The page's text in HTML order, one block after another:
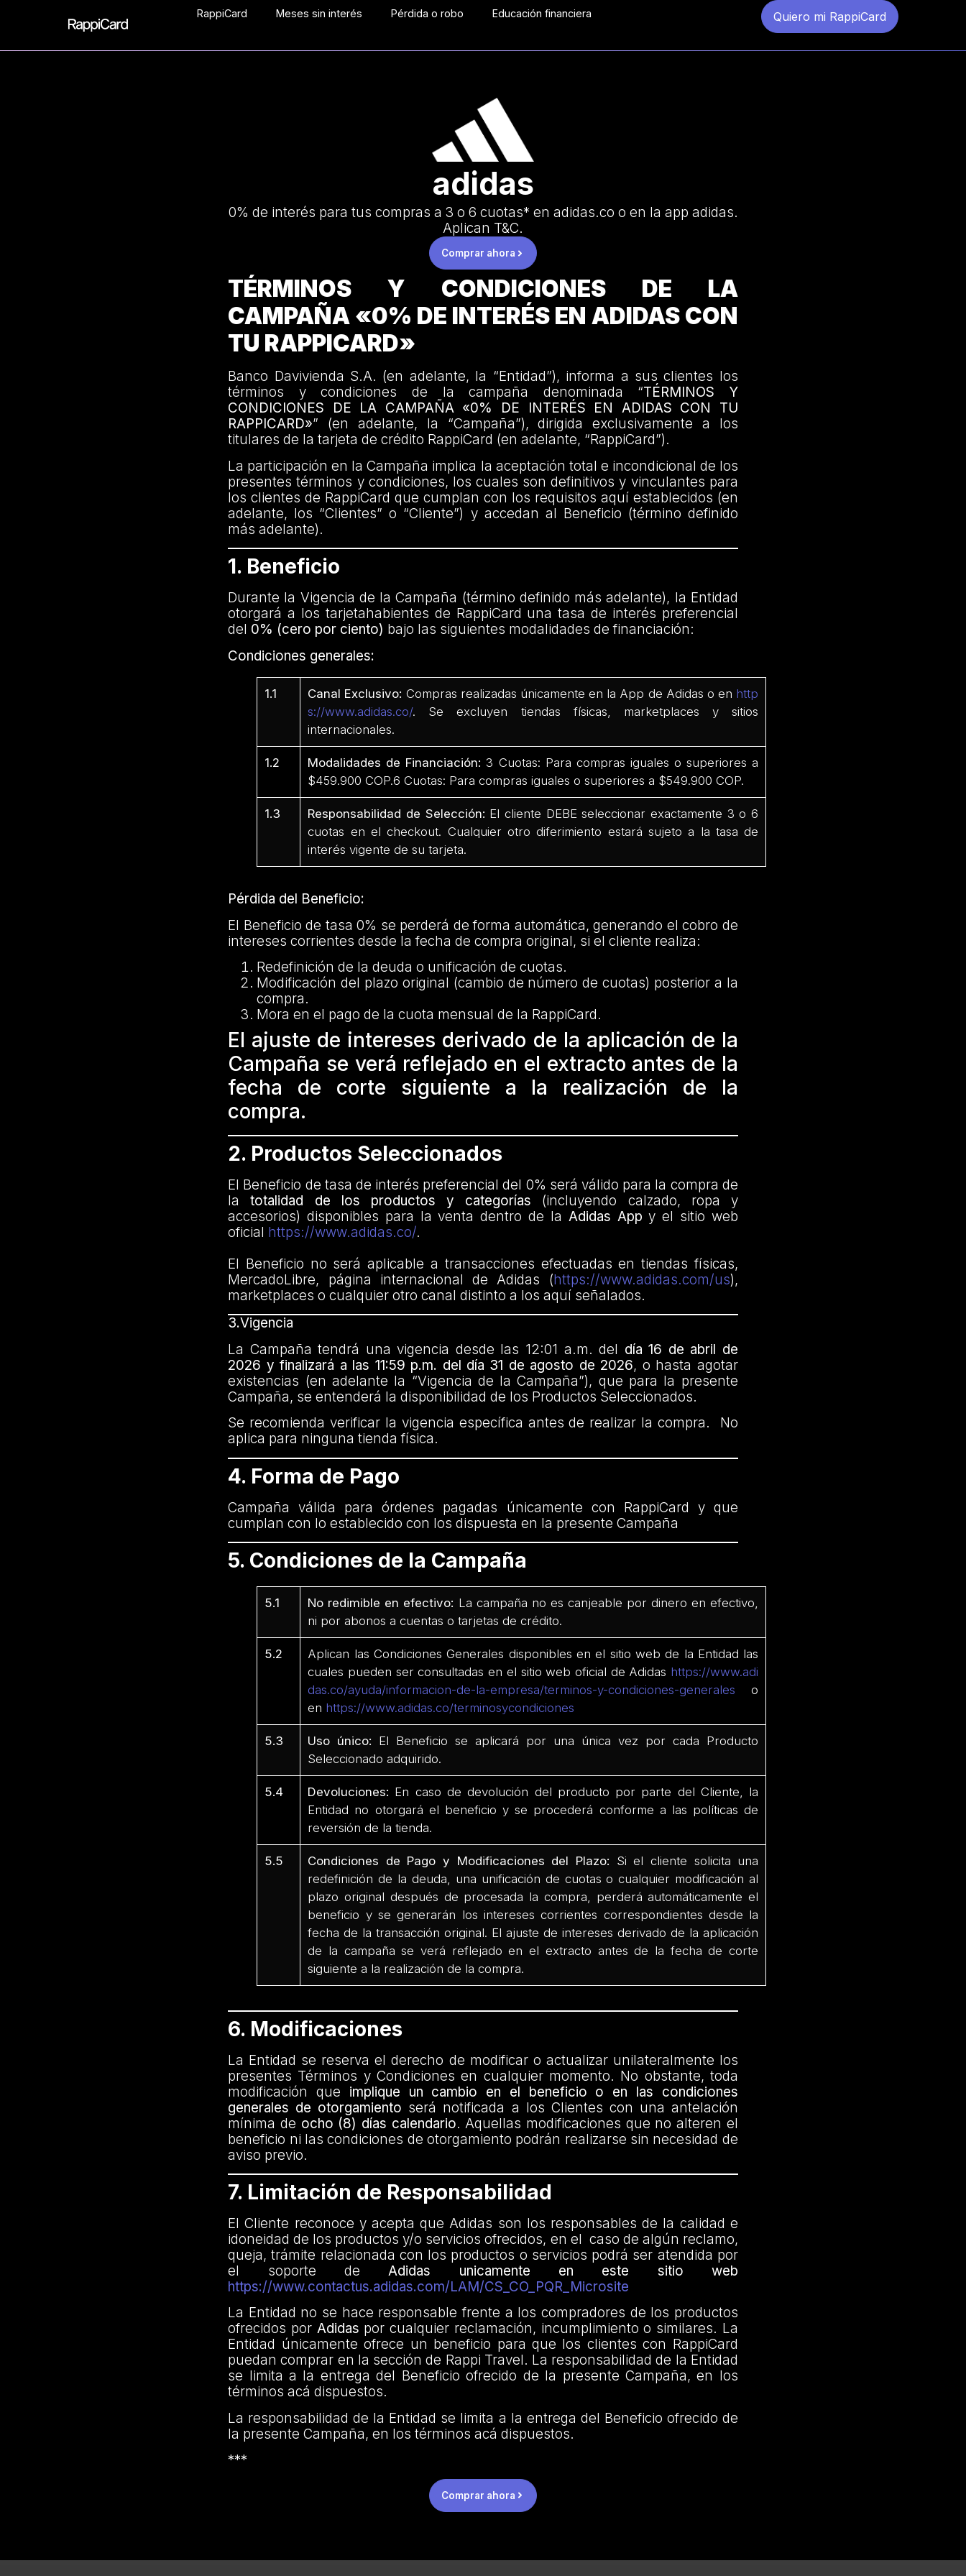
RappiCard Meses sin interés Pérdida o robo Educación financiera Quiero mi RappiCard
adidas
0% de interés para tus compras a 3 o 6 cuotas* en adidas.co o en la app adidas.
Aplican T&C.
Comprar ahora
TÉRMINOS Y CONDICIONES DE LA
CAMPAÑA «0% DE INTERÉS EN ADIDAS CON
TU RAPPICARD»
Banco Davivienda S.A. (en adelante, la “Entidad”), informa a sus clientes los
términos y condiciones de la campaña denominada “TÉRMINOS Y
CONDICIONES DE LA CAMPAÑA «0% DE INTERÉS EN ADIDAS CON TU
RAPPICARD»” (en adelante, la “Campaña”), dirigida exclusivamente a los
titulares de la tarjeta de crédito RappiCard (en adelante, “RappiCard”).
La participación en la Campaña implica la aceptación total e incondicional de los
presentes términos y condiciones, los cuales son definitivos y vinculantes para
los clientes de RappiCard que cumplan con los requisitos aquí establecidos (en
adelante, los “Clientes” o “Cliente”) y accedan al Beneficio (término definido
más adelante).
1. Beneficio
Durante la Vigencia de la Campaña (término definido más adelante), la Entidad
otorgará a los tarjetahabientes de RappiCard una tasa de interés preferencial
del 0% (cero por ciento) bajo las siguientes modalidades de financiación:
Condiciones generales:
1.1 Canal Exclusivo: Compras realizadas únicamente en la App de Adidas o en http
s://www.adidas.co/. Se excluyen tiendas físicas, marketplaces y sitios
internacionales.
1.2 Modalidades de Financiación: 3 Cuotas: Para compras iguales o superiores a
$459.900 COP.6 Cuotas: Para compras iguales o superiores a $549.900 COP.
1.3 Responsabilidad de Selección: El cliente DEBE seleccionar exactamente 3 o 6
cuotas en el checkout. Cualquier otro diferimiento estará sujeto a la tasa de
interés vigente de su tarjeta.
Pérdida del Beneficio:
El Beneficio de tasa 0% se perderá de forma automática, generando el cobro de
intereses corrientes desde la fecha de compra original, si el cliente realiza:
Redefinición de la deuda o unificación de cuotas.
Modificación del plazo original (cambio de número de cuotas) posterior a la
compra.
Mora en el pago de la cuota mensual de la RappiCard.
El ajuste de intereses derivado de la aplicación de la
Campaña se verá reflejado en el extracto antes de la
fecha de corte siguiente a la realización de la
compra.
2. Productos Seleccionados
El Beneficio de tasa de interés preferencial del 0% será válido para la compra de
latotalidad de los productos y categorías (incluyendo calzado, ropa y
accesorios) disponibles para la venta dentro de la Adidas App y el sitio web
oficial https://www.adidas.co/.
El Beneficio no será aplicable a transacciones efectuadas en tiendas físicas,
MercadoLibre, página internacional de Adidas (https://www.adidas.com/us),
marketplaces o cualquier otro canal distinto a los aquí señalados.
3.Vigencia
La Campaña tendrá una vigencia desde las 12:01 a.m. del día 16 de abril de
2026 y finalizará a las 11:59 p.m. del día 31 de agosto de 2026, o hasta agotar
existencias (en adelante la “Vigencia de la Campaña”), que para la presente
Campaña, se entenderá la disponibilidad de los Productos Seleccionados.
Se recomienda verificar la vigencia específica antes de realizar la compra. No
aplica para ninguna tienda física.
4. Forma de Pago
Campaña válida para órdenes pagadas únicamente con RappiCard y que
cumplan con lo establecido con los dispuesta en la presente Campaña
5. Condiciones de la Campaña
5.1 No redimible en efectivo: La campaña no es canjeable por dinero en efectivo,
ni por abonos a cuentas o tarjetas de crédito.
5.2
Aplican las Condiciones Generales disponibles en el sitio web de la Entidad las
cuales pueden ser consultadas en el sitio web oficial de Adidas https://www.adi
das.co/ayuda/informacion-de-la-empresa/terminos-y-condiciones-generales o
en https://www.adidas.co/terminosycondiciones
5.3 Uso único: El Beneficio se aplicará por una única vez por cada Producto
Seleccionado adquirido.
5.4 Devoluciones: En caso de devolución del producto por parte del Cliente, la
Entidad no otorgará el beneficio y se procederá conforme a las políticas de
reversión de la tienda.
5.5 Condiciones de Pago y Modificaciones del Plazo: Si el cliente solicita una
redefinición de la deuda, una unificación de cuotas o cualquier modificación al
plazo original después de procesada la compra, perderá automáticamente el
beneficio y se generarán los intereses corrientes correspondientes desde la
fecha de la transacción original. El ajuste de intereses derivado de la aplicación
de la campaña se verá reflejado en el extracto antes de la fecha de corte
siguiente a la realización de la compra.
6. Modificaciones
La Entidad se reserva el derecho de modificar o actualizar unilateralmente los
presentes Términos y Condiciones en cualquier momento. No obstante, toda
modificación que implique un cambio en el beneficio o en las condiciones
generales de otorgamiento será notificada a los Clientes con una antelación
mínima de ocho (8) días calendario. Aquellas modificaciones que no alteren el
beneficio ni las condiciones de otorgamiento podrán realizarse sin necesidad de
aviso previo.
7. Limitación de Responsabilidad
El Cliente reconoce y acepta que Adidas son los responsables de la calidad e
idoneidad de los productos y/o servicios ofrecidos, en el caso de algún reclamo,
queja, trámite relacionada con los productos o servicios podrá ser atendida por
el soporte deAdidas unicamente en este sitio web
https://www.contactus.adidas.com/LAM/CS_CO_PQR_Microsite
La Entidad no se hace responsable frente a los compradores de los productos
ofrecidos por Adidas por cualquier reclamación, incumplimiento o similares. La
Entidad únicamente ofrece un beneficio para que los clientes con RappiCard
puedan comprar en la sección de Rappi Travel. La responsabilidad de la Entidad
se limita a la entrega del Beneficio ofrecido de la presente Campaña, en los
términos acá dispuestos.
La responsabilidad de la Entidad se limita a la entrega del Beneficio ofrecido de
la presente Campaña, en los términos acá dispuestos.
***
Comprar ahora